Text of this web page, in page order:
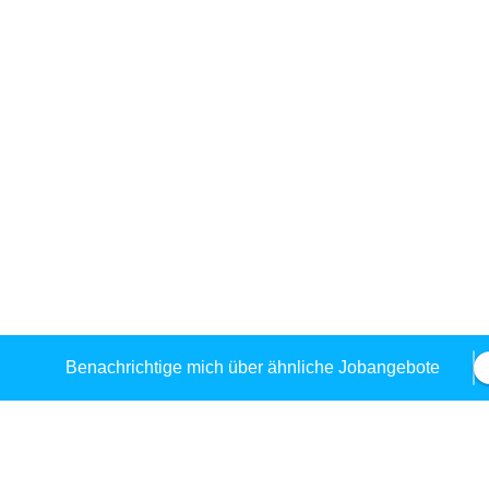
Benachrichtige mich über ähnliche Jobangebote